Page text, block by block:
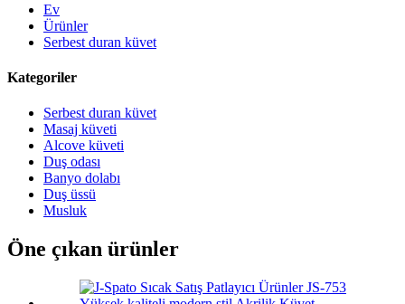
Ev
Ürünler
Serbest duran küvet
Kategoriler
Serbest duran küvet
Masaj küveti
Alcove küveti
Duş odası
Banyo dolabı
Duş üssü
Musluk
Öne çıkan ürünler